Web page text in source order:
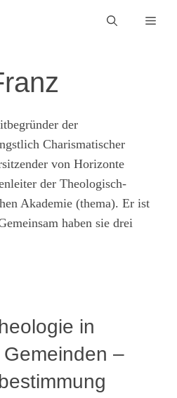
der
Charismatischer
von Horizonte
der Theologisch-
Akademie (thema). Er ist
haben sie drei
in
–